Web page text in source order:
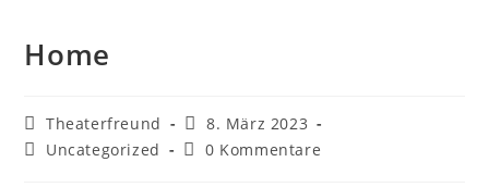
Home
Theaterfreund
8. März 2023
Uncategorized
0 Kommentare